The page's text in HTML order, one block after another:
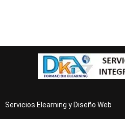
Servicios Elearning y Diseño Web